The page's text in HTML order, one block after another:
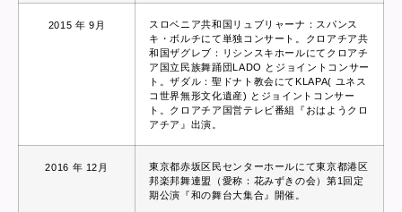
2015 年 9月
スロベニア共和国リュブリャーナ：スパンス
キ・ボルチにて単独コンサート。クロアチア共
和国ザグレブ：リシンスキホールにてクロアチ
ア国立民族舞踊団LADO とジョイントコンサー
ト。ザダル：聖ドナト教会にてKLAPA( ユネス
コ世界無形文化遺産) とジョイントコンサー
ト。クロアチア国営テレビ番組『おはようクロ
アチア』出演。
2016 年 12月
東京都赤坂区民センターホールにて東京都港区
邦楽邦舞連盟（愛称：花みずきの会）第1回定
期公演『和の舞台大集合』開催。